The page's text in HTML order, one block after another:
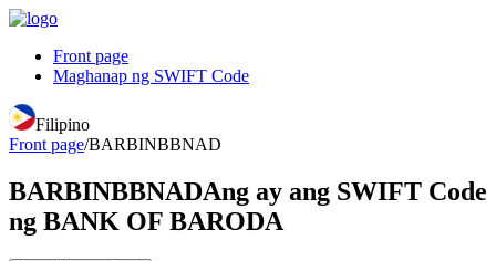
Front page
Maghanap ng SWIFT Code
Filipino
Front page/BARBINBBNAD
BARBINBBNADAng ay ang SWIFT Code
ng BANK OF BARODA